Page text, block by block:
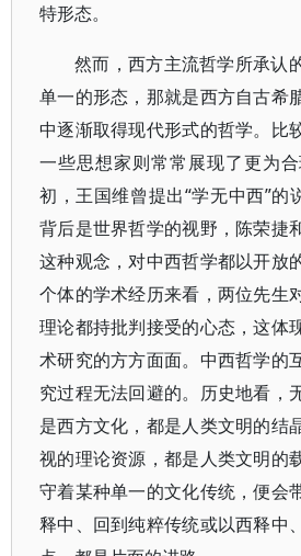
特形态。
然而，西方主流哲学所承认
单一的形态，那就是西方自古希
中逐渐取得现代形式的哲学。比
一些思想家则常常展现了更为
初，王国维曾提出“学无中西”的
背后是世界哲学的视野，陈荣捷
这种观念，对中西哲学都以开放
个体的学术经历来看，两位先生
理论都持批判接受的心态，这体
术研究的方方面面。中西哲学的
究过程无法回避的。历史地看，
是西方文化，都是人类文明的结
视的理论资源，都是人类文明的
守着某种单一的文化传统，便会
释中、回到纯粹传统或以西释中